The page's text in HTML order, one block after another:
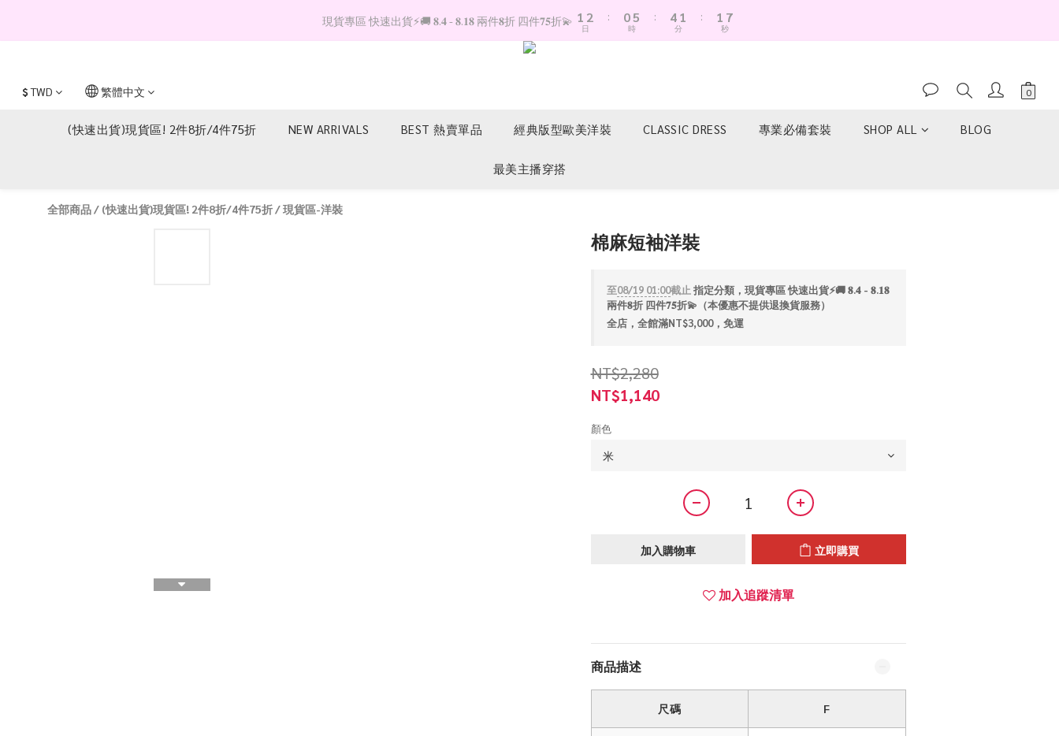
現貨專區 快速出貨⚡️🚚 𝟖.𝟒 - 𝟖.𝟏𝟖 兩件𝟖折 四件𝟕𝟓折💫 1
0
2
1
日
:
05
4
時
:
4
3
1
0
分
:
1
0
6
5
秒
$TWD 繁體中文
(快速出貨)現貨區! 2件8折/4件75折 NEW ARRIVALS BEST 熱賣單品 經典版型歐美洋裝 CLASSIC DRESS 專業必備套裝 SHOP ALL BLOG
最美主播穿搭
全部商品/ (快速出貨)現貨區! 2件8折/4件75折/現貨區-洋裝
棉麻短袖洋裝
至08/19 01:00截止 指定分類，現貨專區 快速出貨⚡️🚚 𝟖.𝟒 - 𝟖.𝟏𝟖
兩件𝟖折 四件𝟕𝟓折💫（本優惠不提供退換貨服務）
全店，全館滿NT$3,000，免運
NT$2,280
NT$1,140
顏色
加入購物車 立即購買
加入追蹤清單
商品描述
尺碼 F